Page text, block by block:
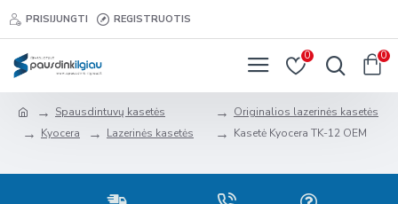
PRISIJUNGTI REGISTRUOTIS
0 0
Spausdintuvų kasetės
Kyocera
Lazerinės kasetės
Originalios lazerinės kasetės
Kasetė Kyocera TK-12 OEM